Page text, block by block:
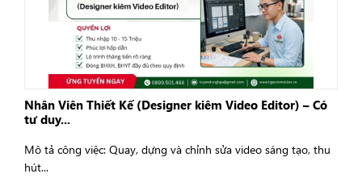
Nhân Viên Thiết Kế (Designer kiêm Video Editor) – Có
tư duy...
Mô tả công việc: Quay, dựng và chỉnh sửa video sáng tạo, thu
hút...